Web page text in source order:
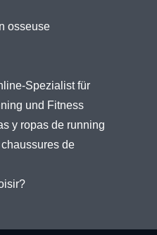
osseuse
Spezialist für
und Fitness
y ropas de running
de